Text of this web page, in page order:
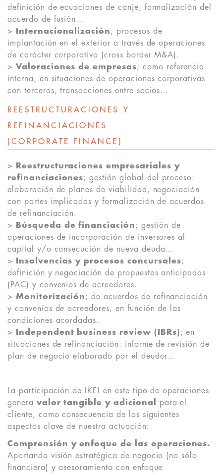
definición de ecuaciones de canje, formalización del
acuerdo de fusión...
>
Internacionalización ; procesos de
implantación en el exterior a través de operaciones
de carácter corporativo (cross border M&A).
> Valoraciones de empresas; como referencia
interna, en situaciones de operaciones corporativas
con terceros, transacciones entre socios…
REESTRUCTURACIONES Y
REFINANCIACIONES
(CORPORATE FINANCE)
>
Reestructuraciones empresariales y
refinanciaciones; gestión global del proceso:
elaboración de planes de viabilidad, negociación
con partes implicadas y formalización de acuerdos
de refinanciación.
>
Búsqueda de financiación ; gestión de
operaciones de incorporación de inversores al
capital y/o consecución de nueva deuda…
>
Insolvencias y procesos concursales;
definición y negociación de propuestas anticipadas
(PAC) y convenios de acreedores.
> Monitorización ; de acuerdos de refinanciación
y convenios de acreedores, en función de las
condiciones acordadas.
>
Independent business review (IBRs) ; en
situaciones de refinanciación: informe de revisión de
plan de negocio elaborado por el deudor…
La participación de IKEI en este tipo de operaciones
genera valor tangible y adicional
para el
cliente, como consecuencia de los siguientes
aspectos clave de nuestra actuación:
Comprensión y enfoque de las operaciones.
Aportando visión estratégica de negocio (no sólo
financiera) y asesoramiento con enfoque